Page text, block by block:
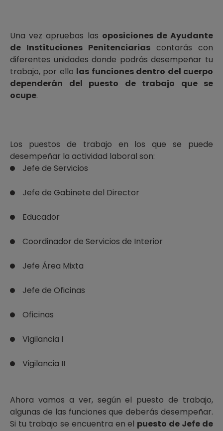
Una vez apruebas las oposiciones de Ayudante
de Instituciones Penitenciarias contarás con
diferentes unidades donde podrás desempeñar tu
trabajo, por ello las funciones dentro del cuerpo
dependerán del puesto de trabajo que se
ocupe.
Los puestos de trabajo en los que se puede
desempeñar la actividad laboral son:
Jefe de Servicios
Jefe de Gabinete del Director
Educador
Coordinador de Servicios de Interior
Jefe Área Mixta
Jefe de Oficinas
Oficinas
Vigilancia I
Vigilancia II
Ahora vamos a ver, según el puesto de trabajo,
algunas de las funciones que deberás desempeñar.
Si tu trabajo se encuentra en el puesto de Jefe de